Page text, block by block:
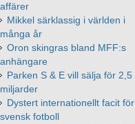
affärer
Mikkel särklassig i världen i
många år
Oron skingras bland MFF:s
anhängare
Parken S & E vill sälja för 2,5
miljarder
Dystert internationellt facit för
svensk fotboll